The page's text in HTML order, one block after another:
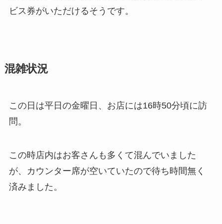
ビス券がいただけるそうです。
混雑状況
この日は平日の金曜日、お店には16時50分頃に訪
問。
この時店内はお客さんも多くて混んでいました
が、カウンター席が空いていたので待ち時間無く
済みました。